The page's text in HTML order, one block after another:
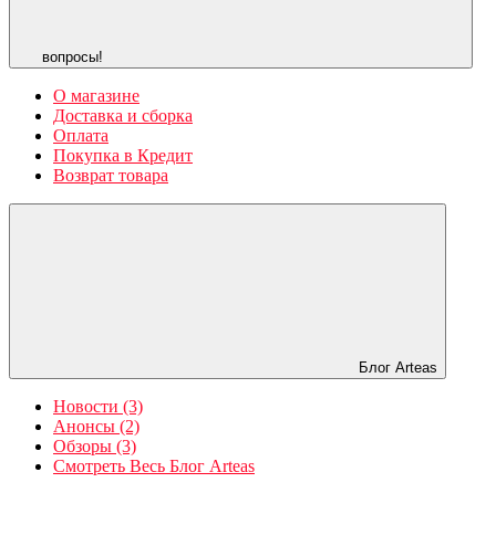
вопросы!
О магазине
Доставка и сборка
Оплата
Покупка в Кредит
Возврат товара
Блог Arteas
Новости (3)
Анонсы (2)
Обзоры (3)
Смотреть Весь Блог Arteas